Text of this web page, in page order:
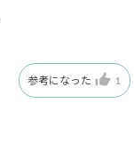
参考になった 1